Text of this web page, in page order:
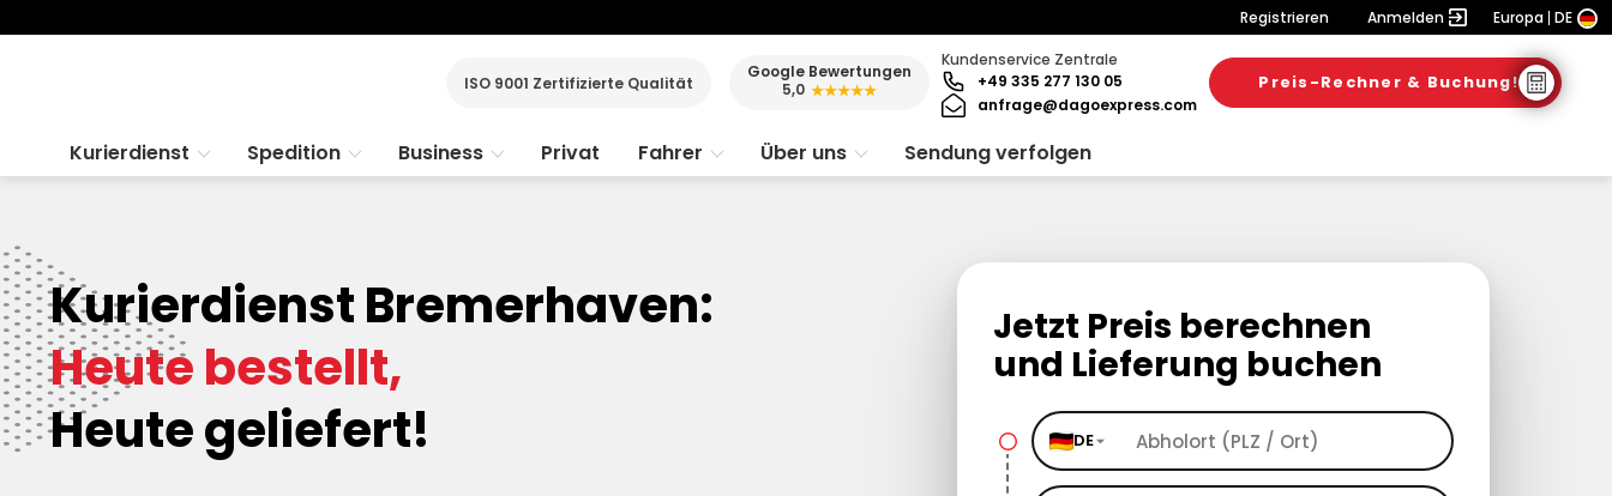
Registrieren Anmelden Europa DE
ISO 9001 Zertifizierte Qualität
Google Bewertungen
5,0 ★★★★★
Kundenservice Zentrale
+49 335 277 130 05
anfrage@dagoexpress.com
Preis-Rechner & Buchung!
Kurierdienst Spedition Business Privat Fahrer Über uns Sendung verfolgen
Kurierdienst Bremerhaven:
Heute bestellt,
Heute geliefert!
Jetzt Preis berechnen
und Lieferung buchen
DE